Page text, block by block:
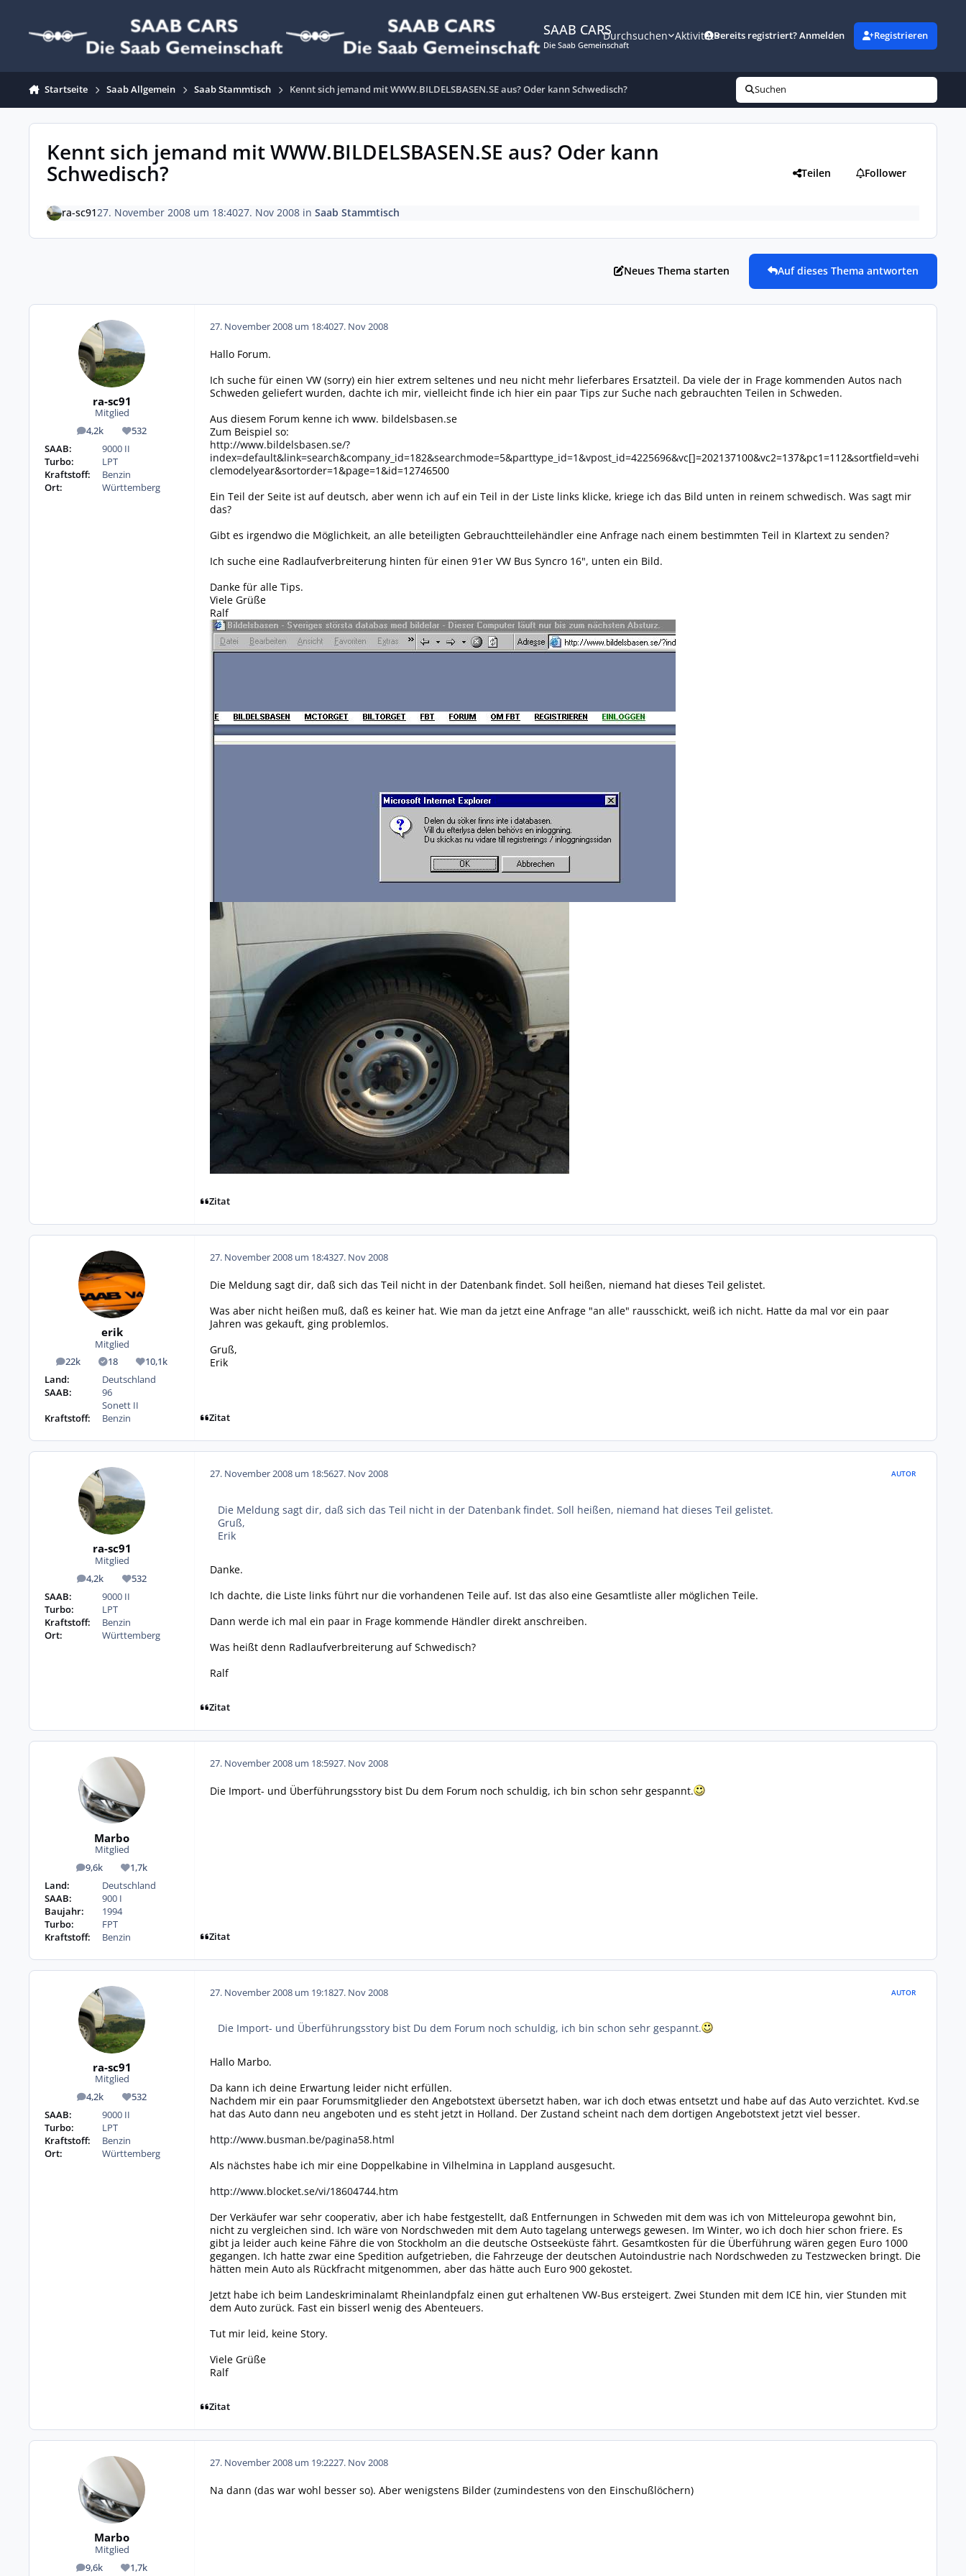
SAAB CARS
Die Saab Gemeinschaft
Durchsuchen AktivitätBereits registriert? Anmelden Registrieren
Startseite Saab Allgemein Saab Stammtisch Kennt sich jemand mit WWW.BILDELSBASEN.SE aus? Oder kann Schwedisch? Suchen
Kennt sich jemand mit WWW.BILDELSBASEN.SE aus? Oder kann
Schwedisch? Teilen Follower
ra-sc9127. November 2008 um 18:4027. Nov 2008in Saab Stammtisch
Neues Thema starten Auf dieses Thema antworten
ra-sc91
Mitglied
4,2k
Beiträge 532
Reputation
SAAB:
9000 II
Turbo:
LPT
Kraftstoff:
Benzin
Ort:
Württemberg
27. November 2008 um 18:4027. Nov 2008
Hallo Forum.
Ich suche für einen VW (sorry) ein hier extrem seltenes und neu nicht mehr lieferbares Ersatzteil. Da viele der in Frage kommenden Autos nach
Schweden geliefert wurden, dachte ich mir, vielleicht finde ich hier ein paar Tips zur Suche nach gebrauchten Teilen in Schweden.
Aus diesem Forum kenne ich www. bildelsbasen.se
Zum Beispiel so:
http://www.bildelsbasen.se/?
index=default&link=search&company_id=182&searchmode=5&parttype_id=1&vpost_id=4225696&vc[]=202137100&vc2=137&pc1=112&sortfield=vehi
clemodelyear&sortorder=1&page=1&id=12746500
Ein Teil der Seite ist auf deutsch, aber wenn ich auf ein Teil in der Liste links klicke, kriege ich das Bild unten in reinem schwedisch. Was sagt mir
das?
Gibt es irgendwo die Möglichkeit, an alle beteiligten Gebrauchtteilehändler eine Anfrage nach einem bestimmten Teil in Klartext zu senden?
Ich suche eine Radlaufverbreiterung hinten für einen 91er VW Bus Syncro 16", unten ein Bild.
Danke für alle Tips.
Viele Grüße
Ralf
Zitat
erik
Mitglied
22k
Beiträge 18
Lösungen10,1k
Reputation
Land:
Deutschland
SAAB:
96
Sonett II
Kraftstoff:
Benzin
27. November 2008 um 18:4327. Nov 2008
Die Meldung sagt dir, daß sich das Teil nicht in der Datenbank findet. Soll heißen, niemand hat dieses Teil gelistet.
Was aber nicht heißen muß, daß es keiner hat. Wie man da jetzt eine Anfrage "an alle" rausschickt, weiß ich nicht. Hatte da mal vor ein paar
Jahren was gekauft, ging problemlos.
Gruß,
Erik
Zitat
ra-sc91
Mitglied
4,2k
Beiträge 532
Reputation
SAAB:
9000 II
Turbo:
LPT
Kraftstoff:
Benzin
Ort:
Württemberg
27. November 2008 um 18:5627. Nov 2008 AUTOR
Die Meldung sagt dir, daß sich das Teil nicht in der Datenbank findet. Soll heißen, niemand hat dieses Teil gelistet.
Gruß,
Erik
Danke.
Ich dachte, die Liste links führt nur die vorhandenen Teile auf. Ist das also eine Gesamtliste aller möglichen Teile.
Dann werde ich mal ein paar in Frage kommende Händler direkt anschreiben.
Was heißt denn Radlaufverbreiterung auf Schwedisch?
Ralf
Zitat
Marbo
Mitglied
9,6k
Beiträge 1,7k
Reputation
Land:
Deutschland
SAAB:
900 I
Baujahr:
1994
Turbo:
FPT
Kraftstoff:
Benzin
27. November 2008 um 18:5927. Nov 2008
Die Import- und Überführungsstory bist Du dem Forum noch schuldig, ich bin schon sehr gespannt.
Zitat
ra-sc91
Mitglied
4,2k
Beiträge 532
Reputation
SAAB:
9000 II
Turbo:
LPT
Kraftstoff:
Benzin
Ort:
Württemberg
27. November 2008 um 19:1827. Nov 2008 AUTOR
Die Import- und Überführungsstory bist Du dem Forum noch schuldig, ich bin schon sehr gespannt.
Hallo Marbo.
Da kann ich deine Erwartung leider nicht erfüllen.
Nachdem mir ein paar Forumsmitglieder den Angebotstext übersetzt haben, war ich doch etwas entsetzt und habe auf das Auto verzichtet. Kvd.se
hat das Auto dann neu angeboten und es steht jetzt in Holland. Der Zustand scheint nach dem dortigen Angebotstext jetzt viel besser.
http://www.busman.be/pagina58.html
Als nächstes habe ich mir eine Doppelkabine in Vilhelmina in Lappland ausgesucht.
http://www.blocket.se/vi/18604744.htm
Der Verkäufer war sehr cooperativ, aber ich habe festgestellt, daß Entfernungen in Schweden mit dem was ich von Mitteleuropa gewohnt bin,
nicht zu vergleichen sind. Ich wäre von Nordschweden mit dem Auto tagelang unterwegs gewesen. Im Winter, wo ich doch hier schon friere. Es
gibt ja leider auch keine Fähre die von Stockholm an die deutsche Ostseeküste fährt. Gesamtkosten für die Überführung wären gegen Euro 1000
gegangen. Ich hatte zwar eine Spedition aufgetrieben, die Fahrzeuge der deutschen Autoindustrie nach Nordschweden zu Testzwecken bringt. Die
hätten mein Auto als Rückfracht mitgenommen, aber das hätte auch Euro 900 gekostet.
Jetzt habe ich beim Landeskriminalamt Rheinlandpfalz einen gut erhaltenen VW-Bus ersteigert. Zwei Stunden mit dem ICE hin, vier Stunden mit
dem Auto zurück. Fast ein bisserl wenig des Abenteuers.
Tut mir leid, keine Story.
Viele Grüße
Ralf
Zitat
Marbo
Mitglied
9,6k
Beiträge 1,7k
Reputation
27. November 2008 um 19:2227. Nov 2008
Na dann (das war wohl besser so). Aber wenigstens Bilder (zumindestens von den Einschußlöchern)